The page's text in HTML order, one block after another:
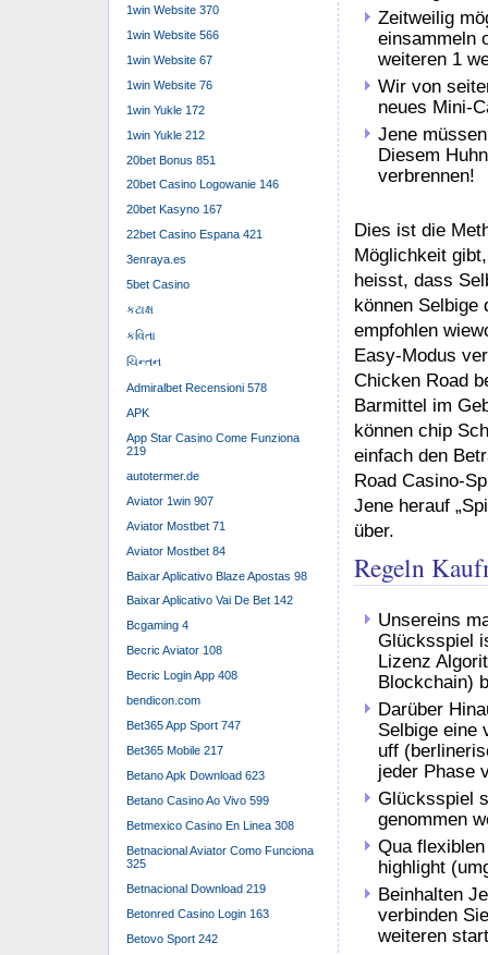
Unsereins
Glücksspiel
Lizenz
Blockchain)
Darüber
Selbige eine
uff
Glücksspiel
genommen
Qua
highlight
Beinhalten
verbinden
weiteren
Sich Selbst
neues Mini-
jack spiel
ferner ist
möchten diese
Road Casino-
muss der
1win Website 370
1win Website 566
1win Website 67
1win Website 76
1win Yukle 172
1win Yukle 212
20bet Bonus 851
20bet Casino Logowanie 146
20bet Kasyno 167
22bet Casino Espana 421
3enraya.es
5bet Casino
કટાક્ષ
કવિતા
ચિન્તન
Admiralbet Recensioni 578
APK
App Star Casino Come Funziona
219
autotermer.de
Aviator 1win 907
Aviator Mostbet 71
Aviator Mostbet 84
Baixar Aplicativo Blaze Apostas 98
Baixar Aplicativo Vai De Bet 142
Bcgaming 4
Becric Aviator 108
Becric Login App 408
bendicon.com
Bet365 App Sport 747
Bet365 Mobile 217
Betano Apk Download 623
Betano Casino Ao Vivo 599
Betmexico Casino En Linea 308
Betnacional Aviator Como Funciona
325
Betnacional Download 219
Betonred Casino Login 163
Betovo Sport 242